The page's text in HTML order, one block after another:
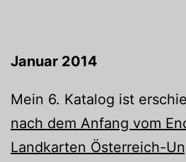
Januar 2014
Mein 6. Katalog ist
nach dem Anfang vom
Landkarten Österreich-